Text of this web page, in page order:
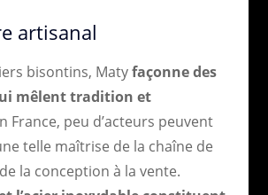
artisanal
bisontins, Matyfaçonne des
mêlent tradition et
France, peu d’acteurs peuvent
telle maîtrise de la chaîne de
la conception à la vente.